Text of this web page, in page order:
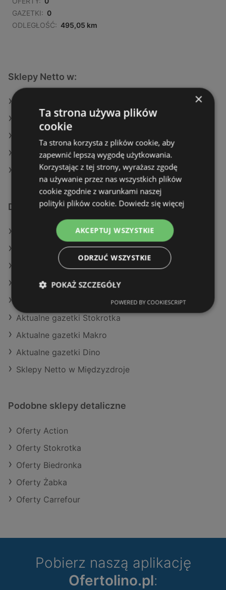
GAZETKI: 0
ODLEGŁOŚĆ: 495,05 km
Sklepy Netto w:
Netto w Polkowice
Netto w Sztum
Netto w Łodygowice
Dodatkowe łącza
Oferty Netto
Oferty Stokrotka
Oferty Auchan
Aktualne gazetki Selgros
Aktualne gazetki Biedronka
Aktualne gazetki Stokrotka
Aktualne gazetki Makro
Aktualne gazetki Dino
Sklepy Netto w Międzyzdroje
Podobne sklepy detaliczne
Oferty Action
Oferty Stokrotka
Oferty Biedronka
Oferty Żabka
Oferty Carrefour
Pobierz naszą aplikację
Ofertolino.pl:
×
Ta strona używa plików
cookie
Ta strona korzysta z plików cookie, aby
zapewnić lepszą wygodę użytkowania.
Korzystając z tej strony, wyrażasz zgodę
na używanie przez nas wszystkich plików
cookie zgodnie z warunkami naszej
polityki plików cookie. Dowiedz się więcej
AKCEPTUJ WSZYSTKIE
ODRZUĆ WSZYSTKIE
POKAŻ SZCZEGÓŁY
POWERED BY COOKIESCRIPT